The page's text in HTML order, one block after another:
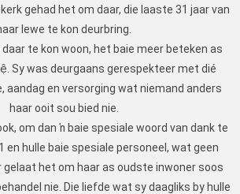
gehad het om daar, die laaste 31 jaar van
lewe te kon deurbring.
daar te kon woon, het baie meer beteken as
ệ . Sy was deurgaans gerespekteer met dié
aandag en versorging wat niemand anders
haar ooit sou bied nie.
om dan ŉ baie spesiale woord van dank te
en hulle baie spesiale personeel, wat geen
het om haar as oudste inwoner soos
nie. Die liefde wat sy daagliks by hulle